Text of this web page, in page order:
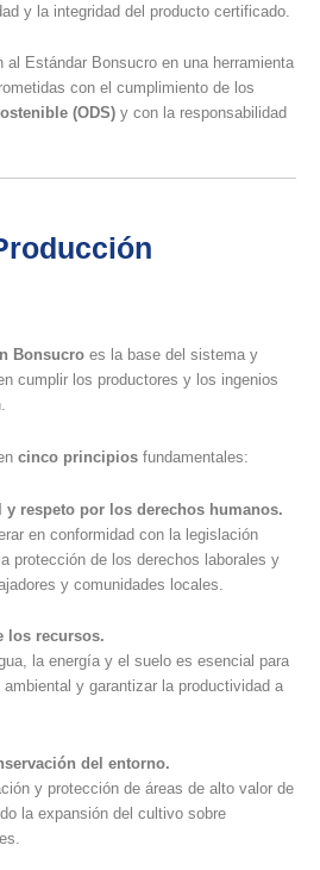
y la integridad del producto certificado.
al Estándar Bonsucro en una herramienta
con el cumplimiento de los
(ODS) y con la responsabilidad
Bonsucro es la base del sistema y
cumplir los productores y los ingenios
cinco principios fundamentales:
respeto por los derechos humanos.
en conformidad con la legislación
protección de los derechos laborales y
y comunidades locales.
los recursos.
la energía y el suelo es esencial para
y garantizar la productividad a
del entorno.
y protección de áreas de alto valor de
la expansión del cultivo sobre